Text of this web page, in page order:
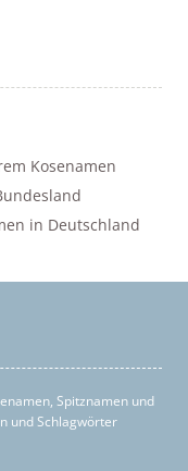
Kosenamen
in Deutschland
Spitznamen und
und Schlagwörter